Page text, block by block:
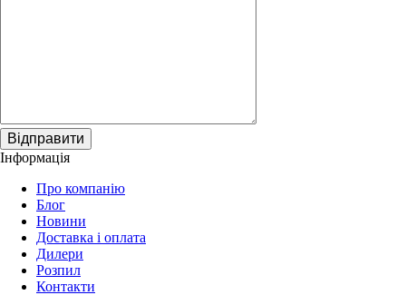
Відправити
Інформація
Про компанію
Блог
Новини
Доставка і оплата
Дилери
Розпил
Контакти